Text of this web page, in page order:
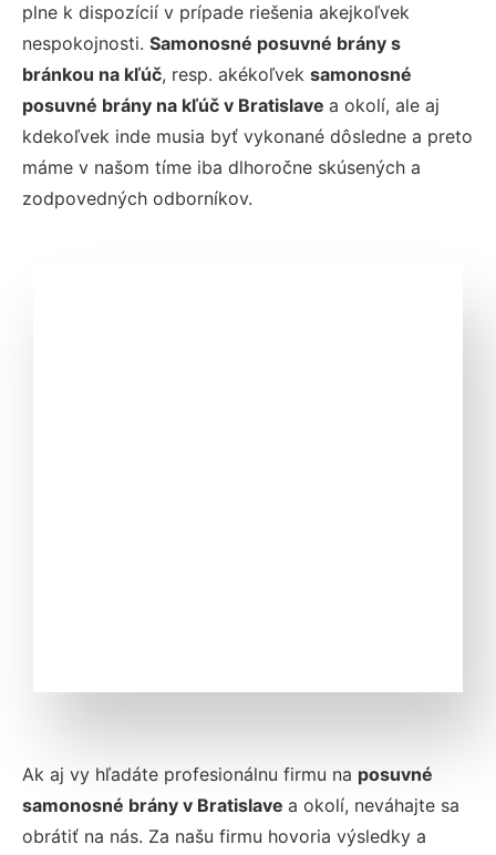
plne k dispozícií v prípade riešenia akejkoľvek
nespokojnosti. Samonosné posuvné brány s
bránkou na kľúč, resp. akékoľvek samonosné
posuvné brány na kľúč v Bratislave a okolí, ale aj
kdekoľvek inde musia byť vykonané dôsledne a preto
máme v našom tíme iba dlhoročne skúsených a
zodpovedných odborníkov.
Ak aj vy hľadáte profesionálnu firmu na posuvné
samonosné brány v Bratislave a okolí, neváhajte sa
obrátiť na nás. Za našu firmu hovoria výsledky a